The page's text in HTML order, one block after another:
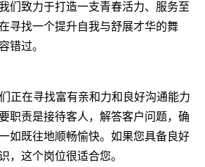
们致力于打造一支青春活力、服务至
寻找一个提升自我与舒展才华的舞
错过。
正在寻找富有亲和力和良好沟通能力
职责是接待客人，解答客户问题，确
如既往地顺畅愉快。如果您具备良好
，这个岗位很适合您。